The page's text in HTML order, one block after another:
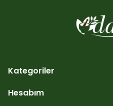
Kategoriler
Hesabım